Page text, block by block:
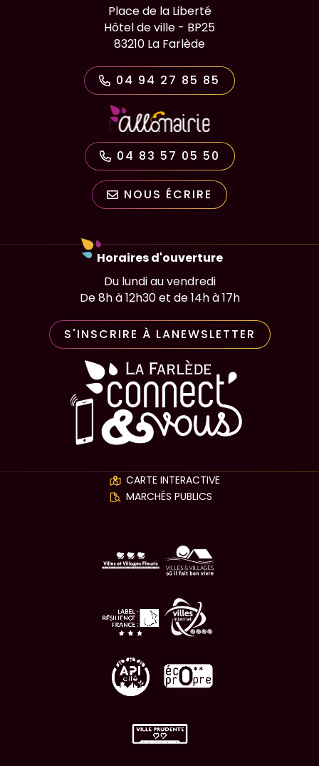
Place de la Liberté
Hôtel de ville - BP25
83210 La Farlède
04 94 27 85 85
04 83 57 05 50
NOUS ÉCRIRE
Horaires d'ouverture
Du lundi au vendredi
De 8h à 12h30 et de 14h à 17h
S'INSCRIRE À LANEWSLETTER
CARTE INTERACTIVE
MARCHÉS PUBLICS
LABELS
(ouverture dans un nouvel onglet)
(ouverture dans un nouvel
(ouverture dans un nouvel onglet)